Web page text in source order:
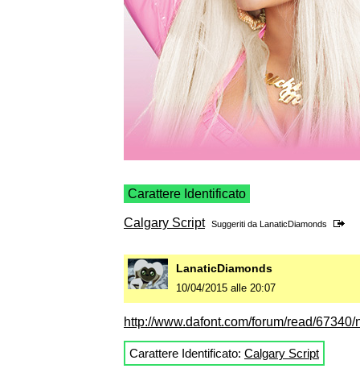
Carattere Identificato
Calgary Script Suggeriti da LanaticDiamonds
LanaticDiamonds
10/04/2015 alle 20:07
http://www.dafont.com/forum/read/
Carattere Identificato: Calgary Script